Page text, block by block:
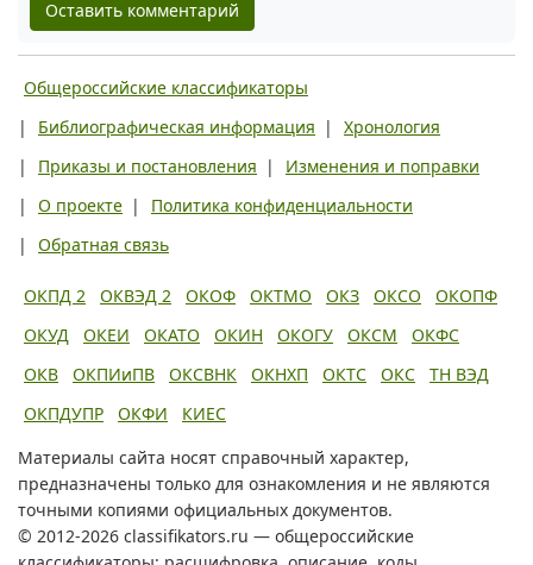
Оставить комментарий
Общероссийские классификаторы
|
Библиографическая информация |
Хронология
|
Приказы и постановления |
Изменения и поправки
|
О проекте |
Политика конфиденциальности
|
Обратная связь
ОКПД 2 ОКВЭД 2 ОКОФ ОКТМО ОКЗ ОКСО
ОКОПФ
ОКУД
ОКЕИ ОКАТО ОКИН ОКОГУ ОКСМ
ОКФС
ОКВ
ОКПИиПВ ОКСВНК ОКНХП ОКТС ОКС
ТН ВЭД
ОКПДУПР
ОКФИ
КИЕС
Материалы сайта носят справочный характер,
предназначены только для ознакомления и не являются
точными копиями официальных документов.
© 2012-2026 classifikators.ru — общероссийские